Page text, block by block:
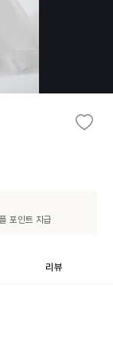
포인트 지급
리뷰